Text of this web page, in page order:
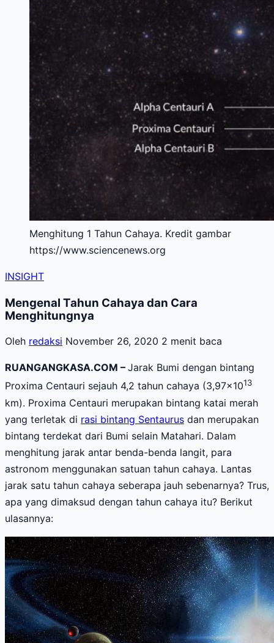
Menghitung 1 Tahun Cahaya. Kredit gambar
https://www.sciencenews.org
INSIGHT
Mengenal Tahun Cahaya dan Cara
Menghitungnya
Oleh redaksi November 26, 2020 2 menit baca
RUANGANGKASA.COM – Jarak Bumi dengan bintang
Proxima Centauri sejauh 4,2 tahun cahaya (3,97×1013
km). Proxima Centauri merupakan bintang katai merah
yang terletak di rasi bintang Sentaurus dan merupakan
bintang terdekat dari Bumi selain Matahari. Dalam
menghitung jarak antar benda-benda langit, para
astronom menggunakan satuan tahun cahaya. Lantas
jarak satu tahun cahaya seberapa jauh sebenarnya? Trus,
apa yang dimaksud dengan tahun cahaya itu? Berikut
ulasannya: